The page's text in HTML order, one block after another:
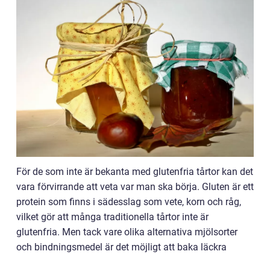
För de som inte är bekanta med glutenfria tårtor kan det
vara förvirrande att veta var man ska börja. Gluten är ett
protein som finns i sädesslag som vete, korn och råg,
vilket gör att många traditionella tårtor inte är
glutenfria. Men tack vare olika alternativa mjölsorter
och bindningsmedel är det möjligt att baka läckra